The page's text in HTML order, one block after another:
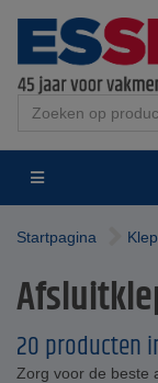
Startpagina
20 producten
Zorg voor de beste